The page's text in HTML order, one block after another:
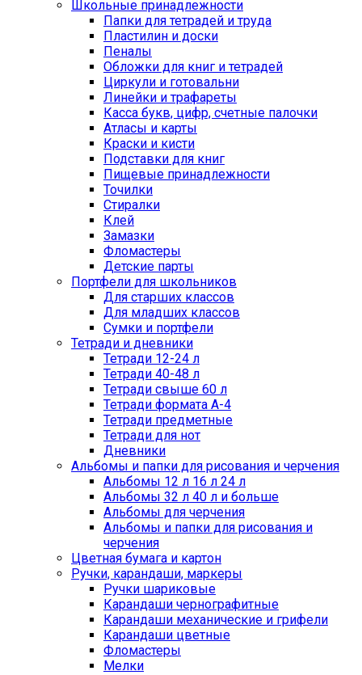
Школьные принадлежности
Папки для тетрадей и труда
Пластилин и доски
Пеналы
Обложки для книг и тетрадей
Циркули и готовальни
Линейки и трафареты
Касса букв, цифр, счетные палочки
Атласы и карты
Краски и кисти
Подставки для книг
Пищевые принадлежности
Точилки
Стиралки
Клей
Замазки
Фломастеры
Детские парты
Портфели для школьников
Для старших классов
Для младших классов
Сумки и портфели
Тетради и дневники
Тетради 12-24 л
Тетради 40-48 л
Тетради свыше 60 л
Тетради формата А-4
Тетради предметные
Тетради для нот
Дневники
Альбомы и папки для рисования и черчения
Альбомы 12 л 16 л 24 л
Альбомы 32 л 40 л и больше
Альбомы для черчения
Альбомы и папки для рисования и
черчения
Цветная бумага и картон
Ручки, карандаши, маркеры
Ручки шариковые
Карандаши чернографитные
Карандаши механические и грифели
Карандаши цветные
Фломастеры
Мелки